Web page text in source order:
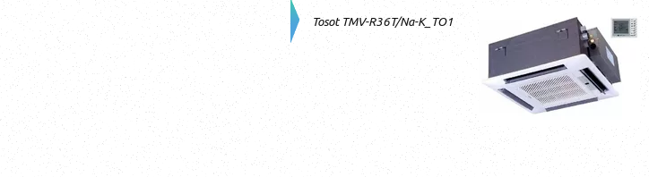
Tosot TMV-R36T/Na-K_TO1